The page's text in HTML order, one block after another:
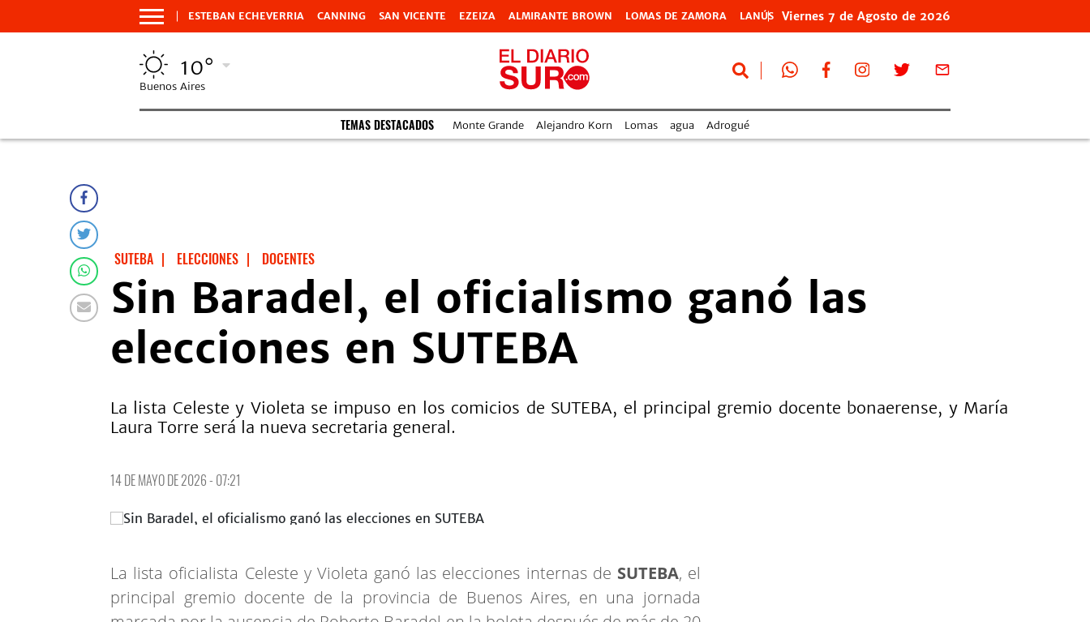
ESTEBAN ECHEVERRIA CANNING SAN VICENTE EZEIZA ALMIRANTE BROWN LOMAS DE ZAMORA LANÚS Viernes 7 de Agosto de 2026
10°
Buenos Aires
TEMAS DESTACADOS Monte Grande Alejandro Korn Lomas agua Adrogué
SUTEBA | ELECCIONES | DOCENTES
Sin Baradel, el oficialismo ganó las
elecciones en SUTEBA
La lista Celeste y Violeta se impuso en los comicios de SUTEBA, el principal gremio docente bonaerense, y María
Laura Torre será la nueva secretaria general.
14 DE MAYO DE 2026 - 07:21
La lista oficialista Celeste y Violeta ganó las elecciones internas de SUTEBA, el
principal gremio docente de la provincia de Buenos Aires, en una jornada